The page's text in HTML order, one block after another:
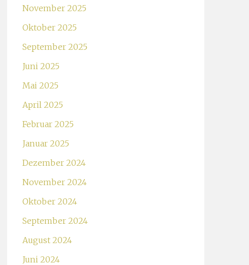
November 2025
Oktober 2025
September 2025
Juni 2025
Mai 2025
April 2025
Februar 2025
Januar 2025
Dezember 2024
November 2024
Oktober 2024
September 2024
August 2024
Juni 2024